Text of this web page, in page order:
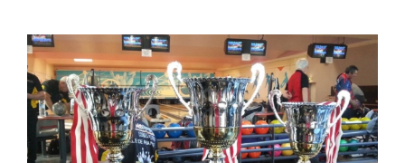
Voir
l'image
agrandie